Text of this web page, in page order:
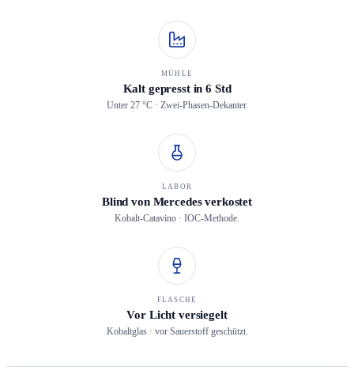
MÜHLE
Kalt gepresst in 6 Std
Unter 27 °C · Zwei-Phasen-Dekanter.
LABOR
Blind von Mercedes verkostet
Kobalt-Catavino · IOC-Methode.
FLASCHE
Vor Licht versiegelt
Kobaltglas · vor Sauerstoff geschützt.